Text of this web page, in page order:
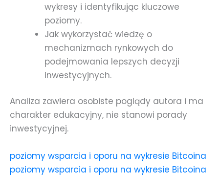
wykresy i identyfikując kluczowe
poziomy.
Jak wykorzystać wiedzę o
mechanizmach rynkowych do
podejmowania lepszych decyzji
inwestycyjnych.
Analiza zawiera osobiste poglądy autora i ma
charakter edukacyjny, nie stanowi porady
inwestycyjnej.
poziomy wsparcia i oporu na wykresie Bitcoina
poziomy wsparcia i oporu na wykresie Bitcoina